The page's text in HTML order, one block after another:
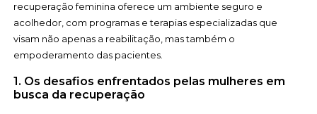
recuperação feminina oferece um ambiente seguro e
acolhedor, com programas e terapias especializadas que
visam não apenas a reabilitação, mas também o
empoderamento das pacientes.
1. Os desafios enfrentados pelas mulheres em
busca da recuperação